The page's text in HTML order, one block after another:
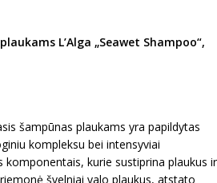
L’Alga „Seawet Shampoo“,
šampūnas plaukams yra papildytas
kompleksu bei intensyviai
komponentais, kurie sustiprina plaukus ir
švelniai valo plaukus, atstato